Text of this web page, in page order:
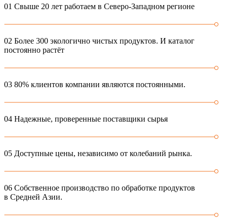
01 Свыше 20 лет работаем в Северо-Западном регионе
02 Более 300 экологично чистых продуктов. И каталог
постоянно растёт
03 80% клиентов компании являются постоянными.
04 Надежные, проверенные поставщики сырья
05 Доступные цены, независимо от колебаний рынка.
06 Собственное производство по обработке продуктов
в Средней Азии.